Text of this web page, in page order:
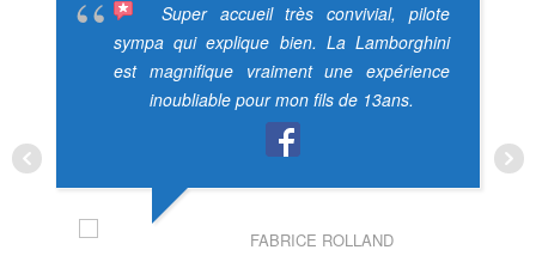
Super accueil très convivial, pilote
sympa qui explique bien. La Lamborghini
est magnifique vraiment une expérience
inoubliable pour mon fils de 13ans.
FABRICE ROLLAND